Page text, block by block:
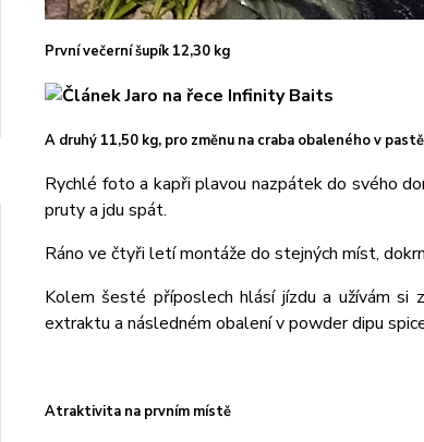
První večerní šupík 12,30 kg
A druhý 11,50 kg, pro změnu na craba obaleného v
Rychlé foto a kapři plavou nazpátek do svého
pruty a jdu spát.
Ráno ve čtyři letí montáže do stejných míst,
Kolem šesté příposlech hlásí jízdu a užívám si
extraktu a následném obalení v powder dipu
Atraktivita na prvním místě